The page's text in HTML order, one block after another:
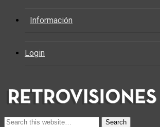
Información
Login